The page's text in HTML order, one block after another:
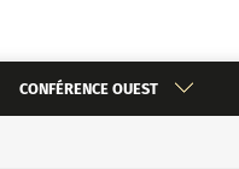
CONFÉRENCE OUEST